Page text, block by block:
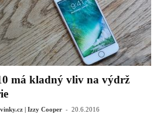
má kladný vliv na výdrž
| Izzy Cooper - 20.6.2016